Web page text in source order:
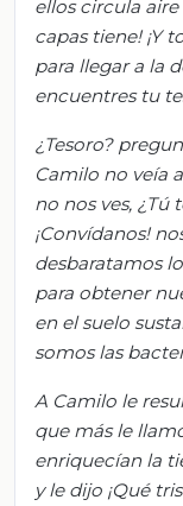
ellos circula
capas tiene! ¡Y
para llegar a la
encuentres tu
¿Tesoro? p
Camilo no veía
no nos ves, ¿Tú
¡Convídanos! n
desbaratamos
para obtener
en el suelo
somos las
A Camilo le
que más le
enriquecían la
yle dijo ¡Qué